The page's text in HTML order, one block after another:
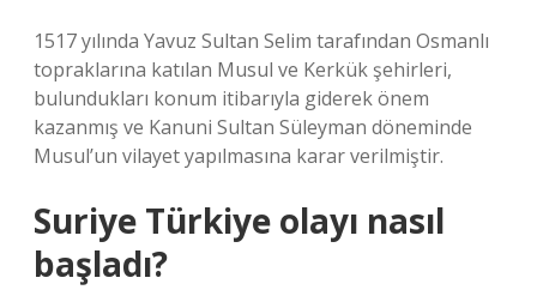
1517 yılında Yavuz Sultan Selim tarafından Osmanlı
topraklarına katılan Musul ve Kerkük şehirleri,
bulundukları konum itibarıyla giderek önem
kazanmış ve Kanuni Sultan Süleyman döneminde
Musul’un vilayet yapılmasına karar verilmiştir.
Suriye Türkiye olayı nasıl
başladı?